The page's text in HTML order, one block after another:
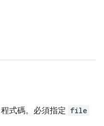
式碼。必須指定 file